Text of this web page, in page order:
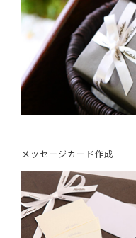
メッセージカード作成